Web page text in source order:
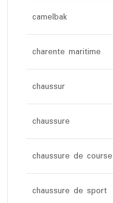
camelbak
charente maritime
chaussur
chaussure
chaussure de course
chaussure de sport